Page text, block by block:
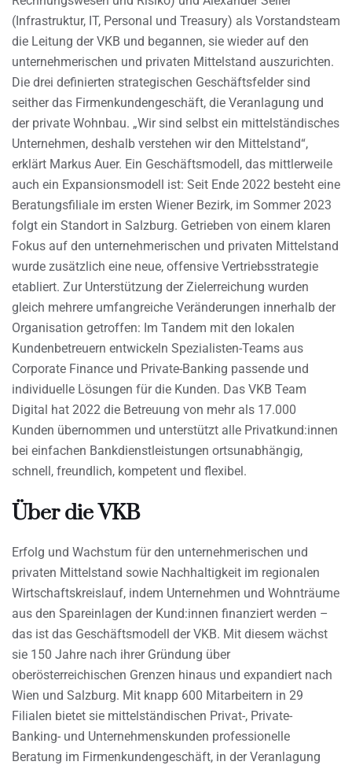
(Infrastruktur, IT, Personal und Treasury) als Vorstandsteam
die Leitung der VKB und begannen, sie wieder auf den
unternehmerischen und privaten Mittelstand auszurichten.
Die drei definierten strategischen Geschäftsfelder sind
seither das Firmenkundengeschäft, die Veranlagung und
der private Wohnbau. „Wir sind selbst ein mittelständisches
Unternehmen, deshalb verstehen wir den Mittelstand“,
erklärt Markus Auer. Ein Geschäftsmodell, das mittlerweile
auch ein Expansionsmodell ist: Seit Ende 2022 besteht eine
Beratungsfiliale im ersten Wiener Bezirk, im Sommer 2023
folgt ein Standort in Salzburg. Getrieben von einem klaren
Fokus auf den unternehmerischen und privaten Mittelstand
wurde zusätzlich eine neue, offensive Vertriebsstrategie
etabliert. Zur Unterstützung der Zielerreichung wurden
gleich mehrere umfangreiche Veränderungen innerhalb der
Organisation getroffen: Im Tandem mit den lokalen
Kundenbetreuern entwickeln Spezialisten-Teams aus
Corporate Finance und Private-Banking passende und
individuelle Lösungen für die Kunden. Das VKB Team
Digital hat 2022 die Betreuung von mehr als 17.000
Kunden übernommen und unterstützt alle Privatkund:innen
bei einfachen Bankdienstleistungen ortsunabhängig,
schnell, freundlich, kompetent und flexibel.
Über die VKB
Erfolg und Wachstum für den unternehmerischen und
privaten Mittelstand sowie Nachhaltigkeit im regionalen
Wirtschaftskreislauf, indem Unternehmen und Wohnträume
aus den Spareinlagen der Kund:innen finanziert werden –
das ist das Geschäftsmodell der VKB. Mit diesem wächst
sie 150 Jahre nach ihrer Gründung über
oberösterreichischen Grenzen hinaus und expandiert nach
Wien und Salzburg. Mit knapp 600 Mitarbeitern in 29
Filialen bietet sie mittelständischen Privat-, Private-
Banking- und Unternehmenskunden professionelle
Beratung im Firmenkundengeschäft, in der Veranlagung